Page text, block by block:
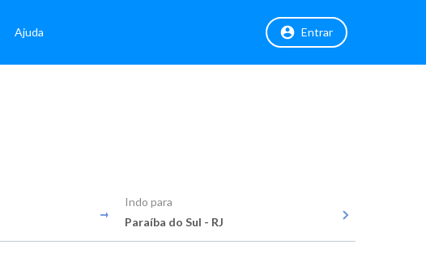
Ajuda Entrar
Indo para
Paraíba do Sul - RJ